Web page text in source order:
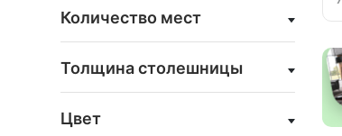
Количество мест
Толщина столешницы
Цвет